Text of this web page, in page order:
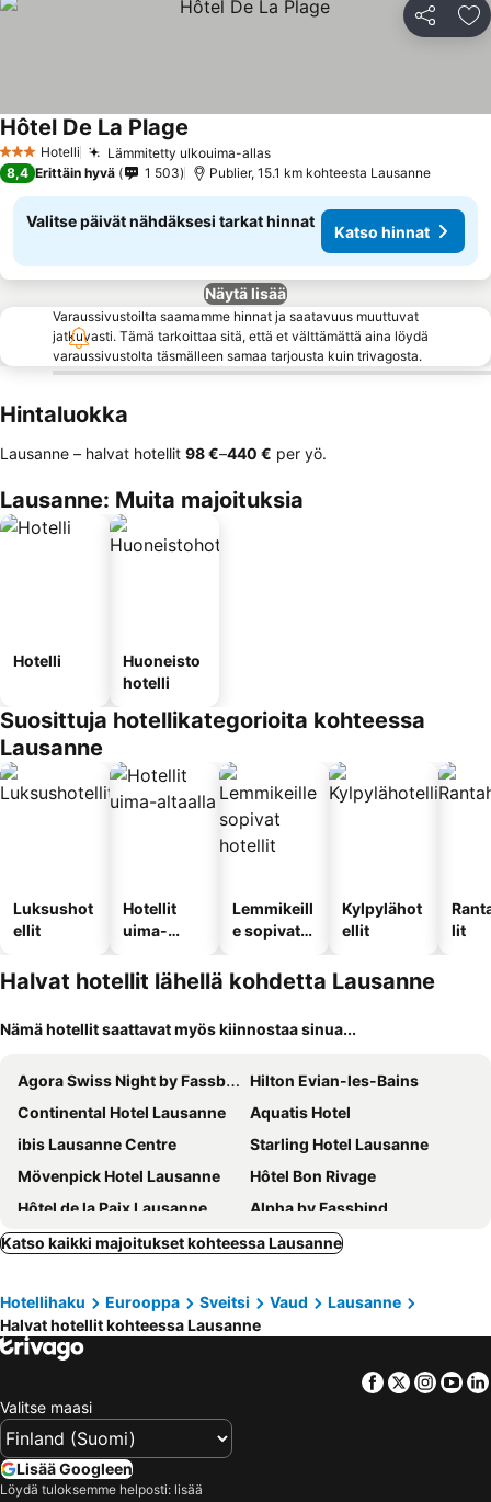
Jaa
3 Tähtiluokitus
Hotelli Lämmitetty ulkouima-allasKatso hinnat
Hôtel De La Plage
8,4 Erittäin hyvä 1 503 Publier, 15.1 km kohteesta Lausanne
Valitse päivät nähdäksesi tarkat hinnat
Katso hinnat
Näytä lisää
Varaussivustoilta saamamme hinnat ja saatavuus muuttuvat
jatkuvasti. Tämä tarkoittaa sitä, että et välttämättä aina löydä
varaussivustolta täsmälleen samaa tarjousta kuin trivagosta.
Hintaluokka
Lausanne – halvat hotellit ‎98 €–‎440 € per yö.
Lausanne: Muita majoituksia
Hotelli
Huoneisto
hotelli
Suosittuja hotellikategorioita kohteessa
Lausanne
Luksushot
ellit
Hotellit
uima-
Lemmikeill
e sopivat
Kylpylähot
ellit
lit
Halvat hotellit lähellä kohdetta Lausanne
Nämä hotellit saattavat myös kiinnostaa sinua...
Agora Swiss Night by Fassbind
Hilton Evian-les-Bains
Continental Hotel Lausanne
Aquatis Hotel
ibis Lausanne Centre
Starling Hotel Lausanne
Mövenpick Hotel Lausanne
Hôtel Bon Rivage
Hôtel de la Paix Lausanne
Alpha by Fassbind
Modern Times Hotel, Vevey, a Tribute Portfolio Hotel
Swiss Wine by Fassbind
Novotel Lausanne Bussigny
Hotel Lavaux
VISIONAPARTMENTS Vevey Rue des Communaux
Royal Savoy Hotel & Spa
Hotel Angleterre
Hôtel de France Contact-Hôtel
Hôtel des Patients
Bellerive Hotel
Hotel Victoria
Hostellerie Le Petit Manoir
Katso kaikki majoitukset kohteessa Lausanne
Hotellihaku Eurooppa Sveitsi Vaud
Lausanne
Halvat hotellit kohteessa Lausanne
Facebook
Twitter
Valitse maasi
Lisää Googleen
Löydä tuloksemme helposti: lisää